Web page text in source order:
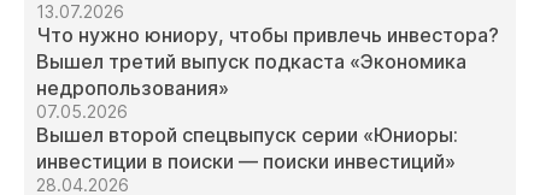
13.07.2026
Что нужно юниору, чтобы привлечь инвестора?
Вышел третий выпуск подкаста «Экономика
недропользования»
07.05.2026
Вышел второй спецвыпуск серии «Юниоры:
инвестиции в поиски — поиски инвестиций»
28.04.2026